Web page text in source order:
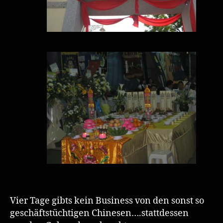
Vier Tage gibts kein Business von den sonst so
geschäftstüchtigen Chinesen….stattdessen